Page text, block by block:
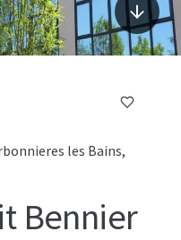
les Bains,
Bennier